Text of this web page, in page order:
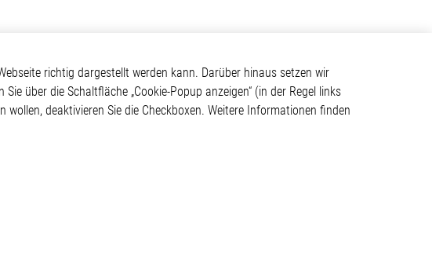
Links Kontakt
Elmos Semiconductor SE
Werkstättenstraße 18
richtig dargestellt werden kann. Darüber hinaus setzen wir
über die Schaltfläche „Cookie-Popup anzeigen“ (in der Regel links
deaktivieren Sie die Checkboxen. Weitere Informationen finden